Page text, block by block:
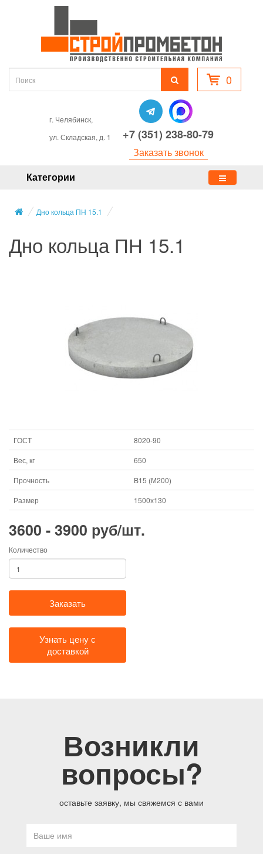
0
г. Челябинск,
ул. Складская, д. 1
+7 (351) 238-80-79
Заказать звонок
Категории
Дно кольца ПН 15.1
Дно кольца ПН 15.1
ГОСТ
8020-90
Вес, кг
650
Прочность
B15 (М200)
Размер
1500х130
3600 - 3900 руб/шт.
Количество
Заказать
Узнать цену с
доставкой
Возникли
вопросы?
оставьте заявку, мы свяжемся с вами